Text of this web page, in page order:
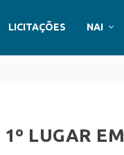
LICITAÇÕES NAI
LUGAR EM